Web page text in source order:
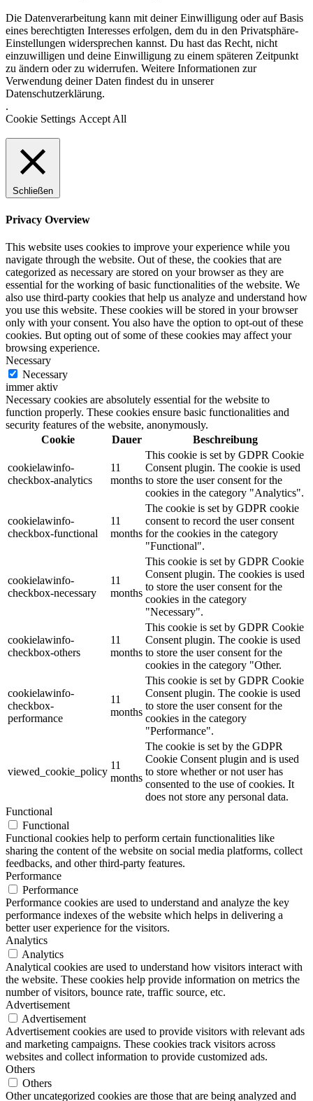
Die Datenverarbeitung kann mit deiner Einwilligung oder auf Basis
eines berechtigten Interesses erfolgen, dem du in den Privatsphäre-
Einstellungen widersprechen kannst. Du hast das Recht, nicht
einzuwilligen und deine Einwilligung zu einem späteren Zeitpunkt
zu ändern oder zu widerrufen. Weitere Informationen zur
Verwendung deiner Daten findest du in unserer
Datenschutzerklärung.
.
Cookie Settings Accept All
Schließen
Privacy Overview
This website uses cookies to improve your experience while you
navigate through the website. Out of these, the cookies that are
categorized as necessary are stored on your browser as they are
essential for the working of basic functionalities of the website. We
also use third-party cookies that help us analyze and understand how
you use this website. These cookies will be stored in your browser
only with your consent. You also have the option to opt-out of these
cookies. But opting out of some of these cookies may affect your
browsing experience.
Necessary
Necessary
immer aktiv
Necessary cookies are absolutely essential for the website to
function properly. These cookies ensure basic functionalities and
security features of the website, anonymously.
Cookie
Dauer Beschreibung
cookielawinfo-
checkbox-analytics
11
months
This cookie is set by GDPR Cookie
Consent plugin. The cookie is used
to store the user consent for the
cookies in the category "Analytics".
cookielawinfo-
checkbox-functional
11
months
The cookie is set by GDPR cookie
consent to record the user consent
for the cookies in the category
"Functional".
cookielawinfo-
checkbox-necessary
11
months
This cookie is set by GDPR Cookie
Consent plugin. The cookies is used
to store the user consent for the
cookies in the category
"Necessary".
cookielawinfo-
checkbox-others
11
months
This cookie is set by GDPR Cookie
Consent plugin. The cookie is used
to store the user consent for the
cookies in the category "Other.
cookielawinfo-
checkbox-
performance
11
months
This cookie is set by GDPR Cookie
Consent plugin. The cookie is used
to store the user consent for the
cookies in the category
"Performance".
viewed_cookie_policy
11
months
The cookie is set by the GDPR
Cookie Consent plugin and is used
to store whether or not user has
consented to the use of cookies. It
does not store any personal data.
Functional
Functional
Functional cookies help to perform certain functionalities like
sharing the content of the website on social media platforms, collect
feedbacks, and other third-party features.
Performance
Performance
Performance cookies are used to understand and analyze the key
performance indexes of the website which helps in delivering a
better user experience for the visitors.
Analytics
Analytics
Analytical cookies are used to understand how visitors interact with
the website. These cookies help provide information on metrics the
number of visitors, bounce rate, traffic source, etc.
Advertisement
Advertisement
Advertisement cookies are used to provide visitors with relevant ads
and marketing campaigns. These cookies track visitors across
websites and collect information to provide customized ads.
Others
Others
Other uncategorized cookies are those that are being analyzed and